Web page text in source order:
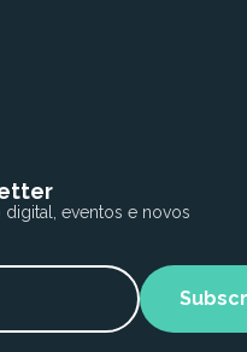
eventos e novos